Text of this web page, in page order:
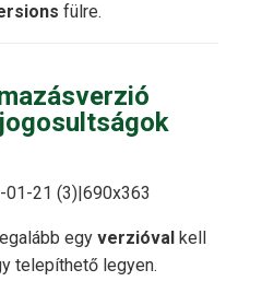
fülre.
egy verzióval kell
telepíthető legyen.